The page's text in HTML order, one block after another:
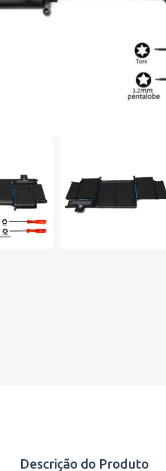
Descrição do Produto